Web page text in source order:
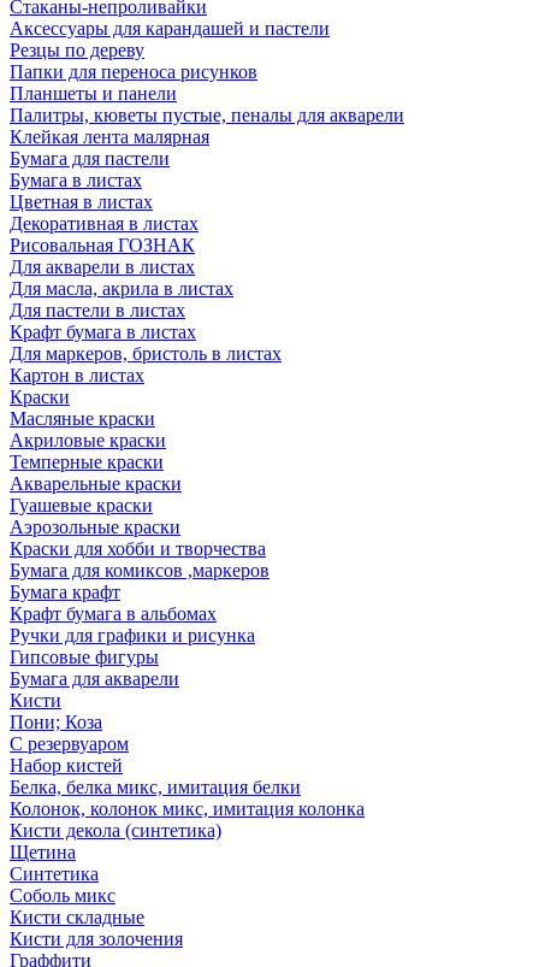
Стаканы-непроливайки
Аксессуары для карандашей и пастели
Резцы по дереву
Папки для переноса рисунков
Планшеты и панели
Палитры, кюветы пустые, пеналы для акварели
Клейкая лента малярная
Бумага для пастели
Бумага в листах
Цветная в листах
Декоративная в листах
Рисовальная ГОЗНАК
Для акварели в листах
Для масла, акрила в листах
Для пастели в листах
Крафт бумага в листах
Для маркеров, бристоль в листах
Картон в листах
Краски
Масляные краски
Акриловые краски
Темперные краски
Акварельные краски
Гуашевые краски
Аэрозольные краски
Краски для хобби и творчества
Бумага для комиксов ,маркеров
Бумага крафт
Крафт бумага в альбомах
Ручки для графики и рисунка
Гипсовые фигуры
Бумага для акварели
Кисти
Пони; Коза
С резервуаром
Набор кистей
Белка, белка микс, имитация белки
Колонок, колонок микс, имитация колонка
Кисти декола (синтетика)
Щетина
Синтетика
Соболь микс
Кисти складные
Кисти для золочения
Граффити